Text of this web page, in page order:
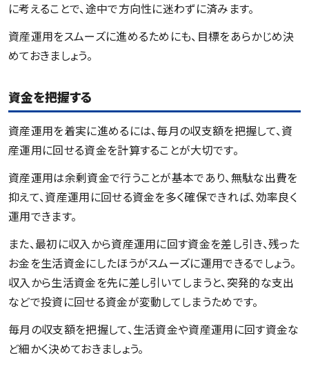
に考えることで、途中で方向性に迷わずに済みます。
資産運用をスムーズに進めるためにも、目標をあらかじめ決
めておきましょう。
資金を把握する
資産運用を着実に進めるには、毎月の収支額を把握して、資
産運用に回せる資金を計算することが大切です。
資産運用は余剰資金で行うことが基本であり、無駄な出費を
抑えて、資産運用に回せる資金を多く確保できれば、効率良く
運用できます。
また、最初に収入から資産運用に回す資金を差し引き、残った
お金を生活資金にしたほうがスムーズに運用できるでしょう。
収入から生活資金を先に差し引いてしまうと、突発的な支出
などで投資に回せる資金が変動してしまうためです。
毎月の収支額を把握して、生活資金や資産運用に回す資金な
ど細かく決めておきましょう。